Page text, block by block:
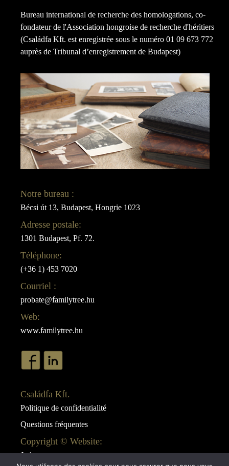
Bureau international de recherche des homologations, co-
fondateur de l'Association hongroise de recherche d'héritiers
(Családfa Kft. est enregistrée sous le numéro 01 09 673 772
auprès de Tribunal d’enregistrement de Budapest)
Notre bureau :
Bécsi út 13, Budapest, Hongrie 1023
Adresse postale:
1301 Budapest, Pf. 72.
Téléphone:
(+36 1) 453 7020
Courriel :
probate@familytree.hu
Web:
www.familytree.hu
Családfa Kft.
Politique de confidentialité
Questions fréquentes
Copyright © Website:
Juda